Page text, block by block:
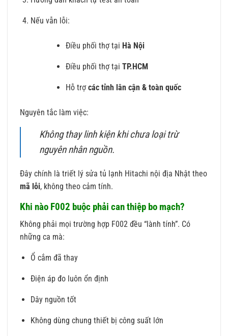
Nếu vẫn lỗi:
Điều phối thợ tại Hà Nội
Điều phối thợ tại TP.HCM
Hỗ trợ các tỉnh lân cận & toàn quốc
Nguyên tắc làm việc:
Không thay linh kiện khi chưa loại trừ
nguyên nhân nguồn.
Đây chính là triết lý sửa tủ lạnh Hitachi nội địa Nhật theo
mã lỗi, không theo cảm tính.
Khi nào F002 buộc phải can thiệp bo mạch?
Không phải mọi trường hợp F002 đều “lành tính”. Có
những ca mà:
Ổ cắm đã thay
Điện áp đo luôn ổn định
Dây nguồn tốt
Không dùng chung thiết bị công suất lớn